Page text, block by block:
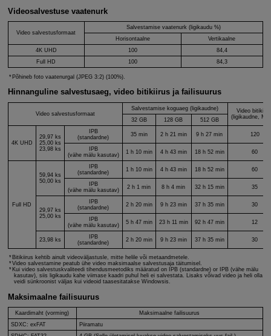
Videosalvestuse vaatenurk
Video salvestusformaat
Salvestamise vaatenurk (ligikaudu %)
Horisontaalne
Vertikaalne
4K UHD
100
84,4
Full HD
100 84,3
Põhineb foto vaatenurgal (JPEG 3:2) (100%).
Hinnanguline salvestusaeg, video bitikiirus ja failisuurus
Video salvestusformaat
Salvestamise koguaeg (ligikaudne)
Video
(ligikaudne,
32 GB 128 GB 512 GB
4K UHD
29,97 ks
25,00 ks
23,98 ks
IPB
(standardne)
35 min 2 h 21 min 9 h 27 min 120
IPB
(vähe mälu kasutav)
1 h 10 min 4 h 43 min 18 h 52 min 60
Full HD
59,94 ks
50,00 ks
IPB
(standardne)
1 h 10 min 4 h 43 min 18 h 52 min 60
IPB
(vähe mälu kasutav)
2 h 1 min 8 h 4 min 32 h 15 min 35
29,97 ks
25,00 ks
IPB
(standardne)
2 h 20 min 9 h 23 min 37 h 35 min 30
IPB
(vähe mälu kasutav)
5 h 47 min 23 h 11 min 92 h 47 min 12
23,98 ks
IPB
(standardne)
2 h 20 min 9 h 23 min 37 h 35 min 30
Bitikiirus kehtib ainult videoväljastusle, mitte helile või metaandmetele.
Video salvestamine peatub ühe video maksimaalse salvestusaja täitumisel.
Kui video salvestuskvaliteedi tihendusmeetodiks määratud on IPB (standardne) or IPB (vähe mälu
kasutav), siis ligikaudu kahe viimase kaadri puhul heli ei salvestata. Lisaks võivad video ja heli olla
veidi sünkroonist väljas kui videoid taasesitatakse Windowsis.
Maksimaalne failisuurus
Kaardimaht (vorming)
Maksimaalne failisuurus
SDXC: exFAT
Piiramatu